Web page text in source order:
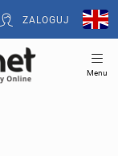
ZALOGUJ
Menu